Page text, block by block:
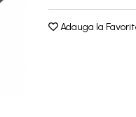
Adauga la